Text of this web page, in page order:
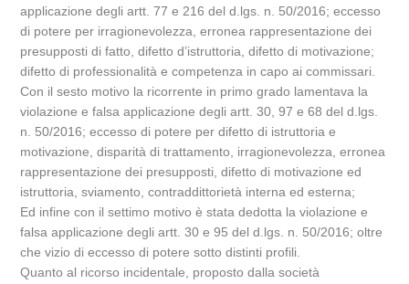
applicazione degli artt. 77 e 216 del d.lgs. n. 50/2016; eccesso
di potere per irragionevolezza, erronea rappresentazione dei
presupposti di fatto, difetto d’istruttoria, difetto di motivazione;
difetto di professionalità e competenza in capo ai commissari.
Con il sesto motivo la ricorrente in primo grado lamentava la
violazione e falsa applicazione degli artt. 30, 97 e 68 del d.lgs.
n. 50/2016; eccesso di potere per difetto di istruttoria e
motivazione, disparità di trattamento, irragionevolezza, erronea
rappresentazione dei presupposti, difetto di motivazione ed
istruttoria, sviamento, contraddittorietà interna ed esterna;
Ed infine con il settimo motivo è stata dedotta la violazione e
falsa applicazione degli artt. 30 e 95 del d.lgs. n. 50/2016; oltre
che vizio di eccesso di potere sotto distinti profili.
Quanto al ricorso incidentale, proposto dalla società